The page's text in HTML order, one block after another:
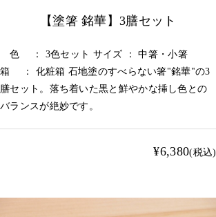
【塗箸 銘華】3膳セット
色 ： 3色セット サイズ ： 中箸・小箸
箱 ： 化粧箱 石地塗のすべらない箸"銘華"の3
膳セット。落ち着いた黒と鮮やかな挿し色との
バランスが絶妙です。
¥6,380(税込)